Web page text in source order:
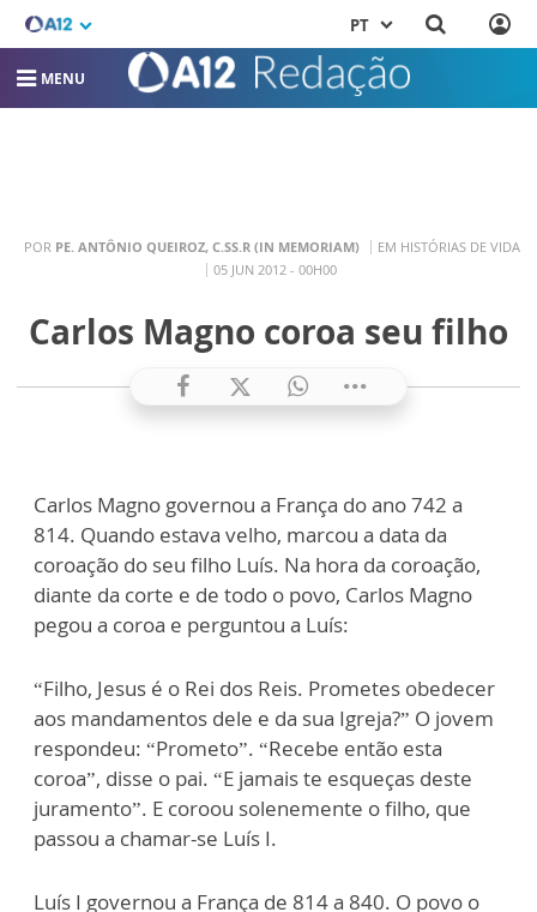
PT
MENU
POR PE. ANTÔNIO QUEIROZ, C.SS.R (IN MEMORIAM)
EM HISTÓRIAS DE VIDA
05 JUN 2012 - 00H00
Carlos Magno coroa seu filho
Carlos Magno governou a França do ano 742 a
814. Quando estava velho, marcou a data da
coroação do seu filho Luís. Na hora da coroação,
diante da corte e de todo o povo, Carlos Magno
pegou a coroa e perguntou a Luís:
“Filho, Jesus é o Rei dos Reis. Prometes obedecer
aos mandamentos dele e da sua Igreja?” O jovem
respondeu: “Prometo”. “Recebe então esta
coroa”, disse o pai. “E jamais te esqueças deste
juramento”. E coroou solenemente o filho, que
passou a chamar-se Luís I.
Luís I governou a França de 814 a 840. O povo o